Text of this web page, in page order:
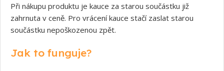
Při nákupu produktu je kauce za starou součástku již
zahrnuta v ceně. Pro vrácení kauce stačí zaslat starou
součástku nepoškozenou zpět.
Jak to funguje?